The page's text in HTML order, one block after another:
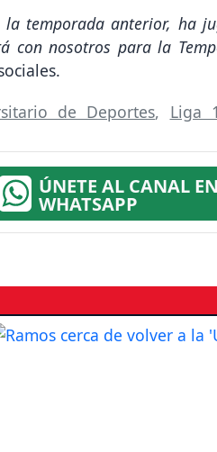
la temporada anterior, ha
con nosotros para la
de Deportes, Liga
ÚNETE AL CANAL EN
WHATSAPP